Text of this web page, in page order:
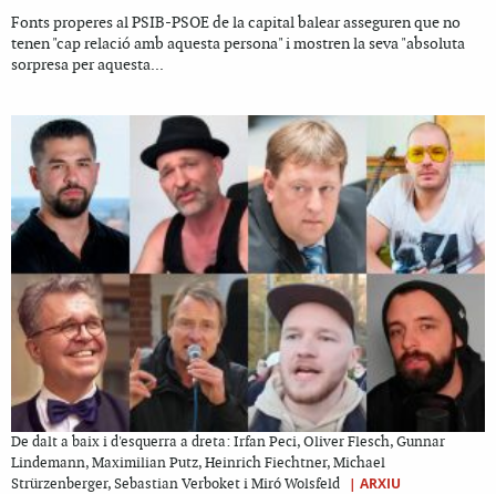
Fonts properes al PSIB-PSOE de la capital balear asseguren que no
tenen "cap relació amb aquesta persona" i mostren la seva "absoluta
sorpresa per aquesta...
De dalt a baix i d'esquerra a dreta: Irfan Peci, Oliver Flesch, Gunnar
Lindemann, Maximilian Putz, Heinrich Fiechtner, Michael
Strürzenberger, Sebastian Verboket i Miró Wolsfeld
| ARXIU